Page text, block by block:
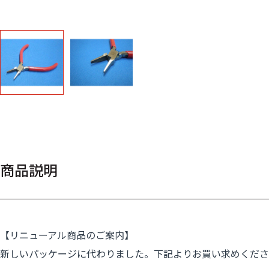
商品説明
【リニューアル商品のご案内】
新しいパッケージに代わりました。下記よりお買い求めくだ